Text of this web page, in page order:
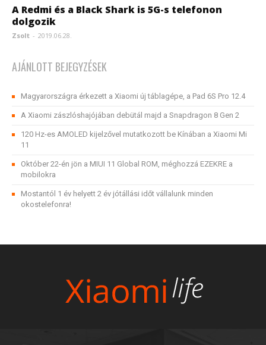
A Redmi és a Black Shark is 5G-s telefonon
dolgozik
Zsolt - 2019.06.28.
AJÁNLOTT BEJEGYZÉSEK
Magyarországra érkezett a Xiaomi új táblagépe, a Pad 6S Pro 12.4
A Xiaomi zászlóshajójában debütál majd a Snapdragon 8 Gen 2
120 Hz-es AMOLED kijelzővel mutatkozott be Kínában a Xiaomi Mi
11
Október 22-én jön a MIUI 11 Global ROM, méghozzá EZEKRE a
mobilokra
Mostantól 1 év helyett 2 év jótállási időt vállalunk minden
okostelefonra!